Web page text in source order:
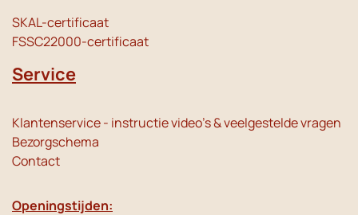
SKAL-certificaat
FSSC22000-certificaat
Service
Klantenservice - instructie video's & veelgestelde vragen
Bezorgschema
Contact
Openingstijden: